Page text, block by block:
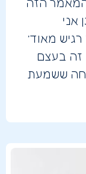
הזה
אני
מאוד’
זה בעצם
ששמעת